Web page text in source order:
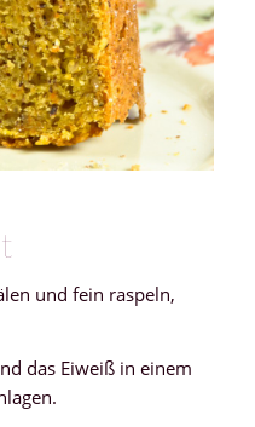
und fein raspeln,
das Eiweiß in einem